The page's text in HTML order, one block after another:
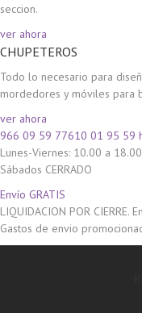
seccion.
ver ahora
CHUPETEROS
Todo lo necesario para
mordedores y móviles para
ver ahora
966 09 59 77610 01 95 59
Lunes-Viernes: 10.00 a
Sábados CERRADO
Envío GRATIS
LIQUIDACION POR
Gastos de envio